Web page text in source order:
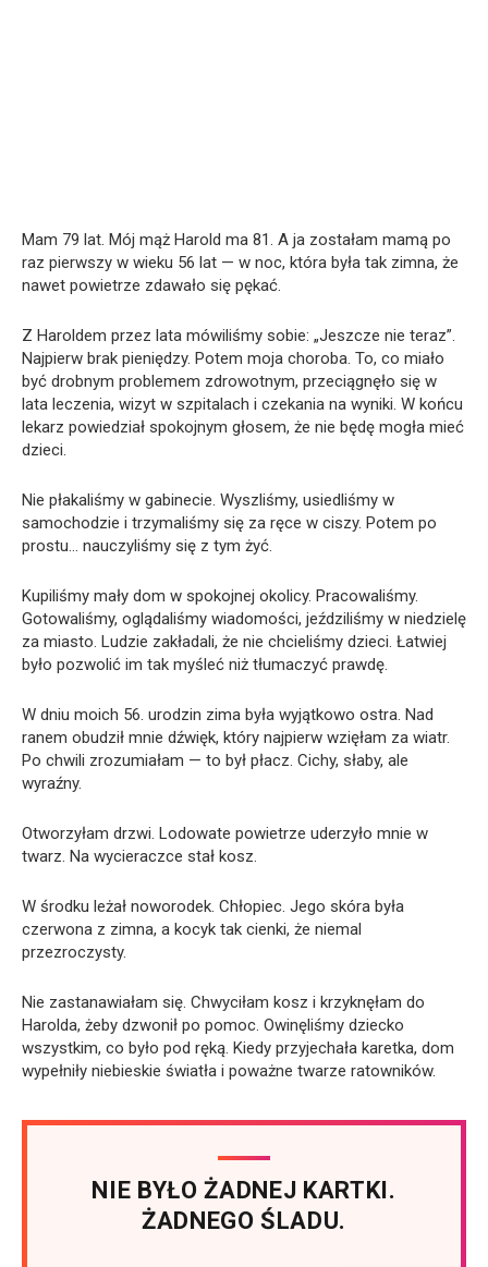
Mam 79 lat. Mój mąż Harold ma 81. A ja zostałam mamą po
raz pierwszy w wieku 56 lat — w noc, która była tak zimna, że
nawet powietrze zdawało się pękać.
Z Haroldem przez lata mówiliśmy sobie: „Jeszcze nie teraz”.
Najpierw brak pieniędzy. Potem moja choroba. To, co miało
być drobnym problemem zdrowotnym, przeciągnęło się w
lata leczenia, wizyt w szpitalach i czekania na wyniki. W końcu
lekarz powiedział spokojnym głosem, że nie będę mogła mieć
dzieci.
Nie płakaliśmy w gabinecie. Wyszliśmy, usiedliśmy w
samochodzie i trzymaliśmy się za ręce w ciszy. Potem po
prostu… nauczyliśmy się z tym żyć.
Kupiliśmy mały dom w spokojnej okolicy. Pracowaliśmy.
Gotowaliśmy, oglądaliśmy wiadomości, jeździliśmy w niedzielę
za miasto. Ludzie zakładali, że nie chcieliśmy dzieci. Łatwiej
było pozwolić im tak myśleć niż tłumaczyć prawdę.
W dniu moich 56. urodzin zima była wyjątkowo ostra. Nad
ranem obudził mnie dźwięk, który najpierw wzięłam za wiatr.
Po chwili zrozumiałam — to był płacz. Cichy, słaby, ale
wyraźny.
Otworzyłam drzwi. Lodowate powietrze uderzyło mnie w
twarz. Na wycieraczce stał kosz.
W środku leżał noworodek. Chłopiec. Jego skóra była
czerwona z zimna, a kocyk tak cienki, że niemal
przezroczysty.
Nie zastanawiałam się. Chwyciłam kosz i krzyknęłam do
Harolda, żeby dzwonił po pomoc. Owinęliśmy dziecko
wszystkim, co było pod ręką. Kiedy przyjechała karetka, dom
wypełniły niebieskie światła i poważne twarze ratowników.
NIE BYŁO ŻADNEJ KARTKI.
ŻADNEGO ŚLADU.